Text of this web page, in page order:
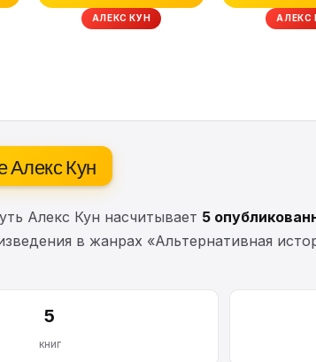
АЛЕКС КУН АЛЕКС
Алекс Кун
Алекс Кун насчитывает 5
в жанрах «Альтернативная
5
книг